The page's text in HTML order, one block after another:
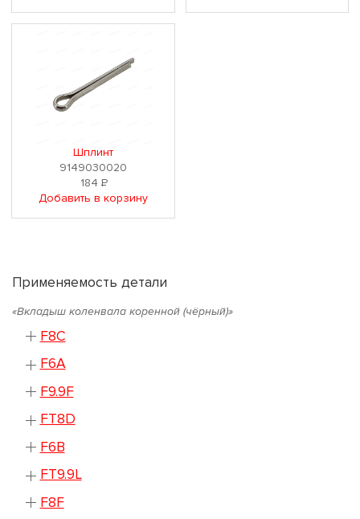
Шплинт
9149030020
184 Р
Добавить в корзину
Применяемость детали
«Вкладыш коленвала коренной (чёрный)»
F8C
F6A
F9.9F
FT8D
F6B
FT9.9L
F8F